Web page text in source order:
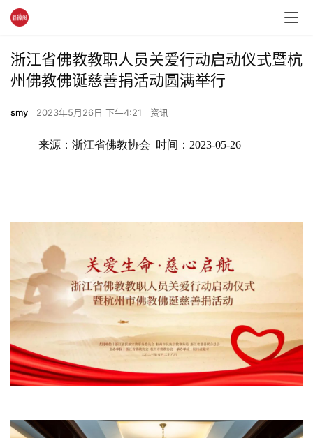
浙江省佛教教职人员关爱行动启动仪式暨杭
州佛教佛诞慈善捐活动圆满举行
smy 2023年5月26日 下午4:21 资讯
来源：浙江省佛教协会  时间：2023-05-26